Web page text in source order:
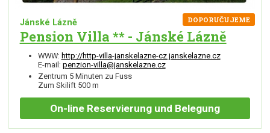
Jánské Lázně
Pension Villa ** - Jánské Lázně
DOPORUČUJEME
WWW: http://http-villa-janskelazne-cz.janskelazne.cz
E-mail: penzion-villa@janskelazne.cz
Zentrum 5 Minuten zu Fuss
Zum Skilift 500 m
On-line Reservierung und Belegung